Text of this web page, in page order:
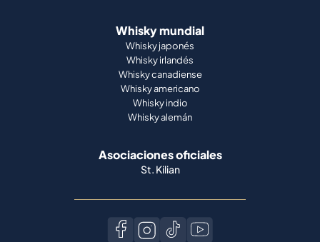
Whisky mundial
Whisky japonés
Whisky irlandés
Whisky canadiense
Whisky americano
Whisky indio
Whisky alemán
Asociaciones oficiales
St. Kilian